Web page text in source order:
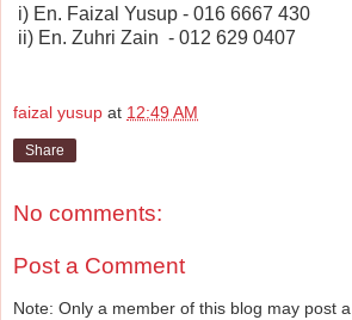
i) En. Faizal Yusup - 016 6667 430
ii) En. Zuhri Zain - 012 629 0407
faizal yusup at 12:49 AM
Share
No comments:
Post a Comment
Note: Only a member of this blog may post a